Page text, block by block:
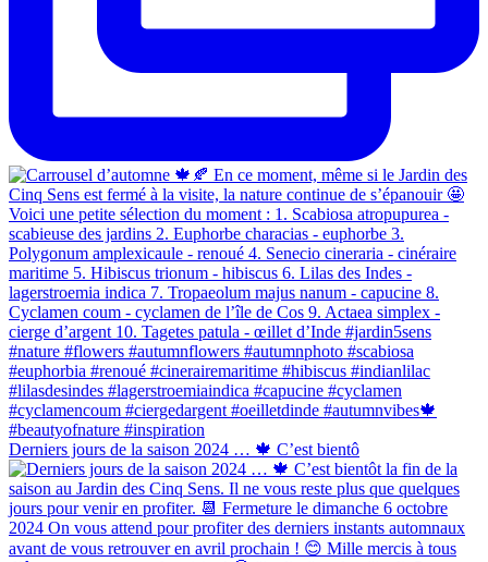
Derniers jours de la saison 2024 … 🍁 C’est bientô